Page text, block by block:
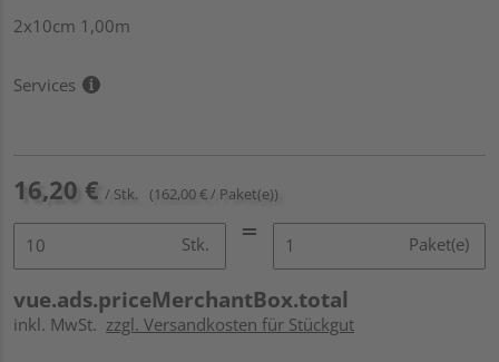
2x10cm 1,00m
Services
16,20 € / Stk. (162,00 € / Paket(e))
Stk. Paket(e)
vue.ads.priceMerchantBox.total
inkl. MwSt. zzgl. Versandkosten für Stückgut